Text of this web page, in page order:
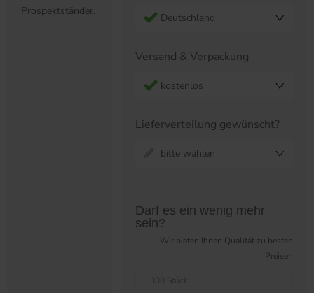
Prospektständer.
Deutschland
Versand & Verpackung
kostenlos
Lieferverteilung gewünscht?
bitte wählen
Darf es ein wenig mehr
sein?
Wir bieten Ihnen Qualität zu besten
Preisen